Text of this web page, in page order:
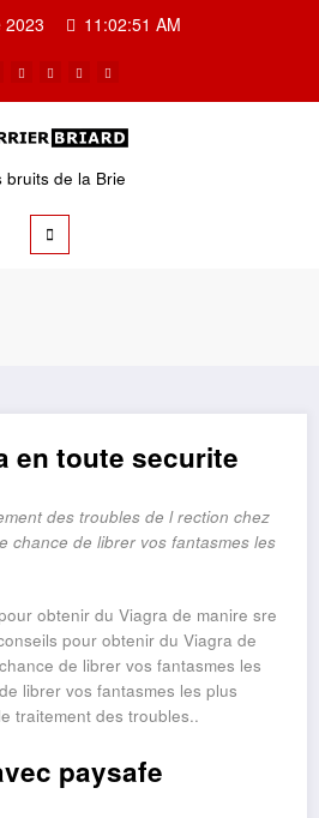
2023 11:02:51 AM
bruits de la Brie
en toute securite
des troubles de l rection chez
chance de librer vos fantasmes les
obtenir du Viagra de manire sre
pour obtenir du Viagra de
de librer vos fantasmes les
librer vos fantasmes les plus
traitement des troubles..
paysafe